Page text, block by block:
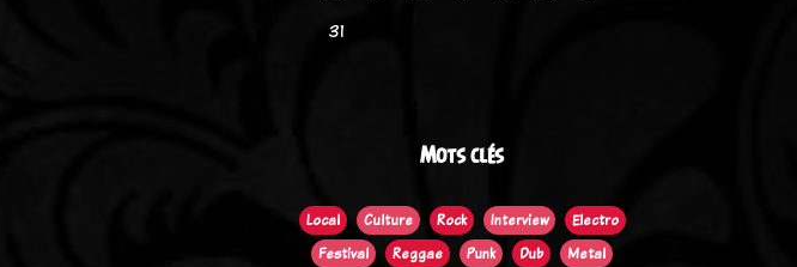
31
Mots clés
Local Culture Rock Interview
Electro
Festival
Reggae Punk Dub
Metal